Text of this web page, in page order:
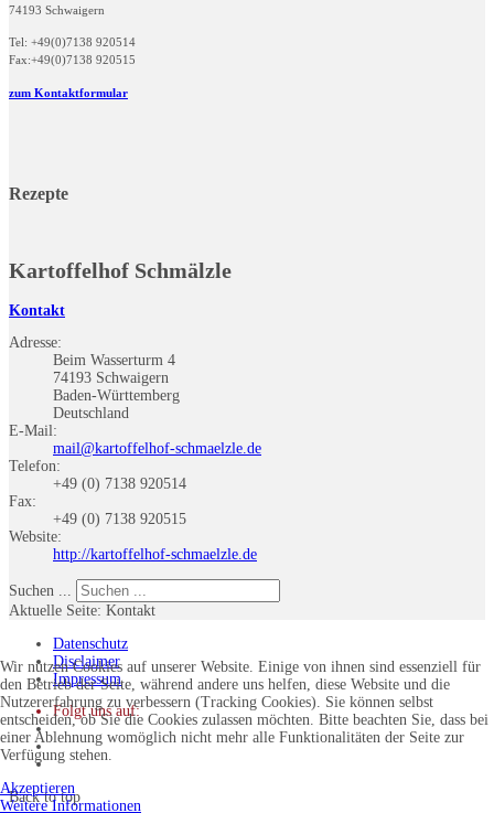
74193 Schwaigern
Tel: +49(0)7138 920514
Fax:+49(0)7138 920515
zum Kontaktformular
Rezepte
Kartoffelhof Schmälzle
Kontakt
Adresse:
Beim Wasserturm 4
74193 Schwaigern
Baden-Württemberg
Deutschland
E-Mail:
mail@kartoffelhof-schmaelzle.de
Telefon:
+49 (0) 7138 920514
Fax:
+49 (0) 7138 920515
Website:
http://kartoffelhof-schmaelzle.de
Suchen ...
Aktuelle Seite: Kontakt
Datenschutz
Disclaimer
Impressum
Folgt uns auf:
Back to top
Wir nutzen Cookies auf unserer Website. Einige von ihnen sind essenziell für
den Betrieb der Seite, während andere uns helfen, diese Website und die
Nutzererfahrung zu verbessern (Tracking Cookies). Sie können selbst
entscheiden, ob Sie die Cookies zulassen möchten. Bitte beachten Sie, dass bei
einer Ablehnung womöglich nicht mehr alle Funktionalitäten der Seite zur
Verfügung stehen.
Akzeptieren
Weitere Informationen